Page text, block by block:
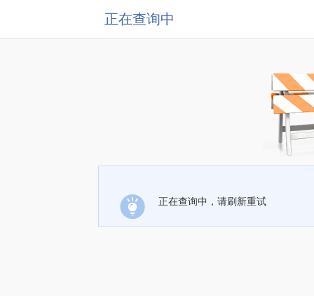
正在查询中
正在查询中，请刷新重试